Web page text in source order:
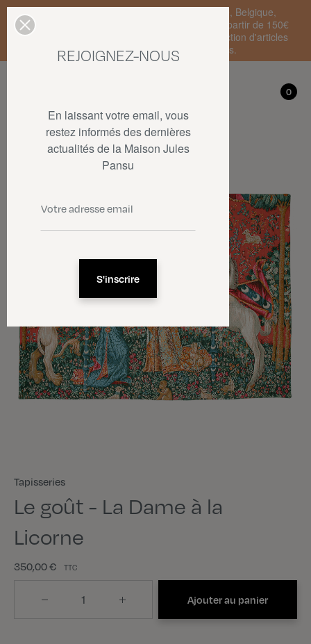
Livraison standard en France Métropolitaine, Belgique,
Luxembourg, Pays-Bas et Allemagne offerte à partir de 150€
d'achat • SOLDES : jusqu'à -50% sur une sélection d'articles
dans la limite des stocks disponibles.
0
Mon compte
0
Tapisseries
Le goût - La Dame à la
Licorne
350,00 € TTC
Ajouter au panier
En laissant votre email, vous
restez informés des dernières
actualités de la Maison Jules
Pansu
REJOIGNEZ-NOUS